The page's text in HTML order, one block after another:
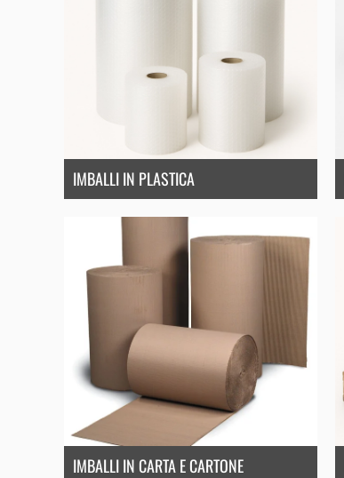
IMBALLI IN PLASTICA
IMBALLI IN CARTA E CARTONE